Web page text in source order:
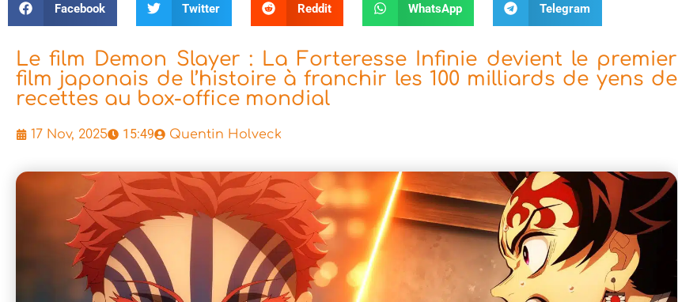
Facebook Twitter Reddit WhatsApp Telegram
Le film Demon Slayer : La Forteresse Infinie devient le premier
film japonais de l’histoire à franchir les 100 milliards de yens de
recettes au box-office mondial
17 Nov, 2025 15:49 Quentin Holveck